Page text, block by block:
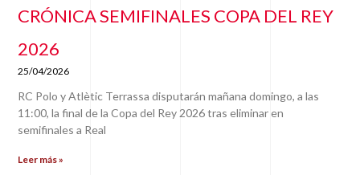
CRÓNICA SEMIFINALES COPA DEL REY
2026
25/04/2026
RC Polo y Atlètic Terrassa disputarán mañana domingo, a las
11:00, la final de la Copa del Rey 2026 tras eliminar en
semifinales a Real
Leer más »